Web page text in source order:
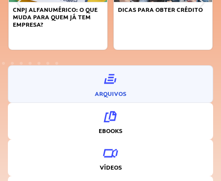
DICAS PARA OBTER CRÉDITO
FAÇA A DIFERENÇA: SEJA
ARQUIVOS
EBOOKS
VÍDEOS